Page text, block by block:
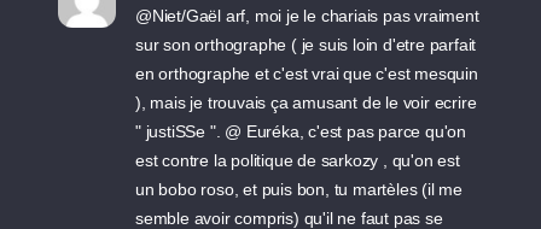
@Niet/Gaël arf, moi je le chariais pas vraiment
sur son orthographe ( je suis loin d'etre parfait
en orthographe et c'est vrai que c'est mesquin
), mais je trouvais ça amusant de le voir ecrire
" justiSSe ". @ Euréka, c'est pas parce qu'on
est contre la politique de sarkozy , qu'on est
un bobo roso, et puis bon, tu martèles (il me
semble avoir compris) qu'il ne faut pas se